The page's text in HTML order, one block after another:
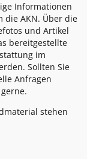
Informationen
die AKN. Über die
und Artikel
bereitgestellte
im
Sollten Sie
Anfragen
stehen